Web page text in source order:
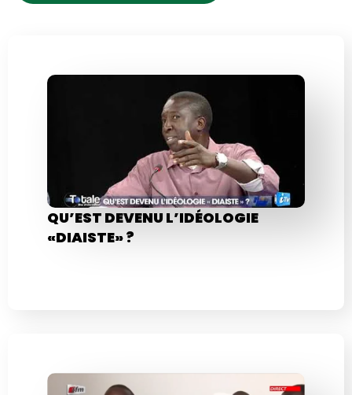
QU’EST DEVENU L’IDÉOLOGIE
«DIAISTE» ?